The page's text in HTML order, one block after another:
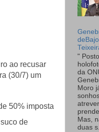
ao recusar
(30/7) um
50% imposta
de
"
da
Moro
Mas,
duas